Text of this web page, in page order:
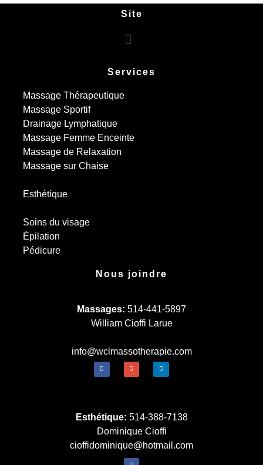
Site
Services
Massage Thérapeutique
Massage Sportif
Drainage Lymphatique
Massage Femme Enceinte
Massage de Relaxation
Massage sur Chaise
Esthétique
Soins du visage
Épilation
Pédicure
Nous joindre
Massages: 514-441-5897
William Cioffi Larue
info@wclmassotherapie.com
Esthétique: 514-388-7138
Dominique Cioffi
cioffidominique@hotmail.com